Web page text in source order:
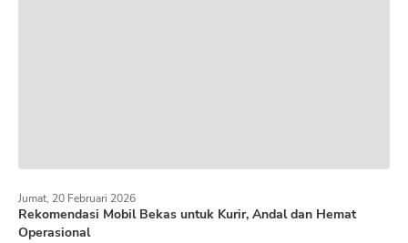
Rekomendasi Mobil Bekas untuk Kurir, Andal dan Hemat
Operasional
Jumat, 20 Februari 2026